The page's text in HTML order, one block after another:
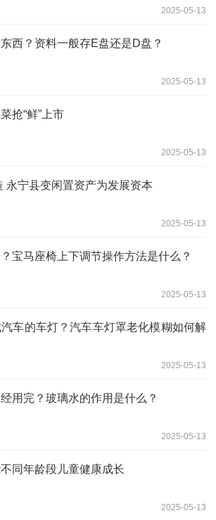
2025-05-13
西？资料一般存E盘还是D盘？
2025-05-13
抢“鲜”上市
2025-05-13
永宁县变闲置资产为发展资本
2025-05-13
宝马座椅上下调节操作方法是什么？
2025-05-13
车的车灯？汽车车灯罩老化模糊如何解
2025-05-13
用完？玻璃水的作用是什么？
2025-05-13
同年龄段儿童健康成长
2025-05-13